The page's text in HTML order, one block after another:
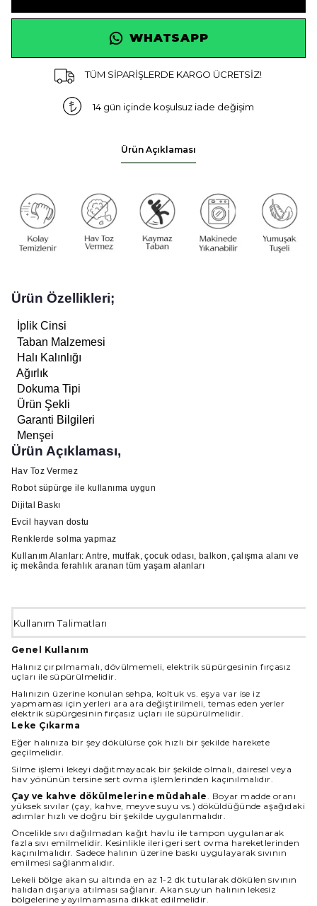
WHATSAPP
TÜM SİPARİŞLERDE KARGO ÜCRETSİZ!
14 gün içinde koşulsuz iade değişim
Ürün Açıklaması
Ürün Özellikleri;
İplik Cinsi
Taban Malzemesi
Halı Kalınlığı
Ağırlık
Dokuma Tipi
Ürün Şekli
Garanti Bilgileri
Menşei
Ürün Açıklaması,
Hav Toz Vermez
Robot süpürge ile kullanıma uygun
Dijital Baskı
Evcil hayvan dostu
Renklerde solma yapmaz
Kullanım Alanları: Antre, mutfak, çocuk odası, balkon, çalışma alanı ve
iç mekânda ferahlık aranan tüm yaşam alanları
Kullanım Talimatları
Genel Kullanım
Halınız çırpılmamalı, dövülmemeli, elektrik süpürgesinin fırçasız
uçları ile süpürülmelidir.
Halınızın üzerine konulan sehpa, koltuk vs. eşya var ise iz
yapmaması için yerleri ara ara değiştirilmeli, temas eden yerler
elektrik süpürgesinin fırçasız uçları ile süpürülmelidir.
Leke Çıkarma
Eğer halınıza bir şey dökülürse çok hızlı bir şekilde harekete
geçilmelidir.
Silme işlemi lekeyi dağıtmayacak bir şekilde olmalı, dairesel veya
hav yönünün tersine sert ovma işlemlerinden kaçınılmalıdır.
Çay ve kahve dökülmelerine müdahale. Boyar madde oranı
yüksek sıvılar (çay, kahve, meyve suyu vs.) döküldüğünde aşağıdaki
adımlar hızlı ve doğru bir şekilde uygulanmalıdır.
Öncelikle sıvı dağılmadan kağıt havlu ile tampon uygulanarak
fazla sıvı emilmelidir. Kesinlikle ileri geri sert ovma hareketlerinden
kaçınılmalıdır. Sadece halının üzerine baskı uygulayarak sıvının
emilmesi sağlanmalıdır.
Lekeli bölge akan su altında en az 1-2 dk tutularak dökülen sıvının
halıdan dışarıya atılması sağlanır. Akan suyun halının lekesiz
bölgelerine yayılmamasına dikkat edilmelidir.